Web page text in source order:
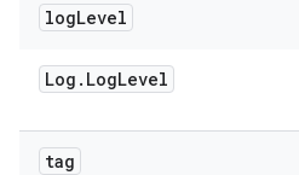
logLevel
Log . LogLevel
tag